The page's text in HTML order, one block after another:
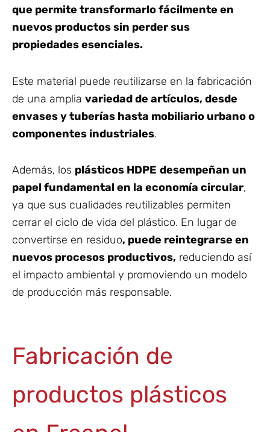
que permite transformarlo fácilmente en
nuevos productos sin perder sus
propiedades esenciales.
Este material puede reutilizarse en la fabricación
de una amplia variedad de artículos, desde
envases y tuberías hasta mobiliario urbano o
componentes industriales.
Además, los plásticos HDPE desempeñan un
papel fundamental en la economía circular,
ya que sus cualidades reutilizables permiten
cerrar el ciclo de vida del plástico. En lugar de
convertirse en residuo, puede reintegrarse en
nuevos procesos productivos, reduciendo así
el impacto ambiental y promoviendo un modelo
de producción más responsable.
Fabricación de
productos plásticos